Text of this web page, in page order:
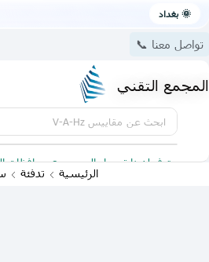
🌞 بغداد
تواصل معنا 📞
المجمع التقني
ابحث عن مقاييس V-A-Hz
يتوفر لدينا توصيل الى جميع محافظات
الرئيسية تدفئة